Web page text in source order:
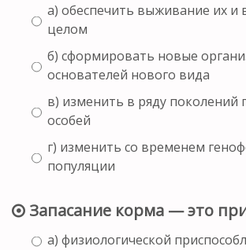
а) обеспечить выживание их и
целом
б) сформировать новые
основателей нового вида
в) изменить в ряду поколений
особей
г) изменить со временем
популяции
Запасание корма — это
а) физиологической